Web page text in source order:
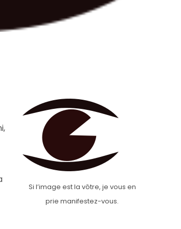
Si l’image est la vôtre, je vous en
prie manifestez-vous.